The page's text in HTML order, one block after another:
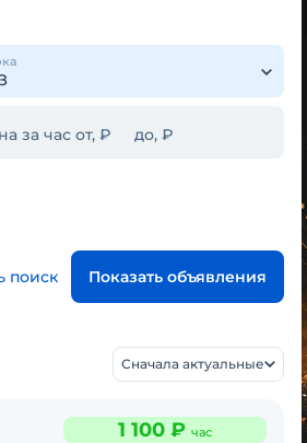
за час от, ₽ до, ₽
поиск Показать объявления
Сначала актуальные
1 100 ₽ час